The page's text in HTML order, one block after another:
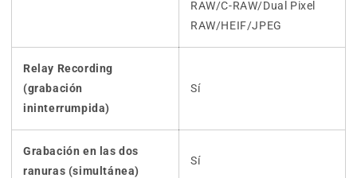
RAW/C-RAW/Dual Pixel
RAW/HEIF/JPEG
Relay Recording
(grabación
ininterrumpida)
Sí
Grabación en las dos
ranuras (simultánea)
Sí